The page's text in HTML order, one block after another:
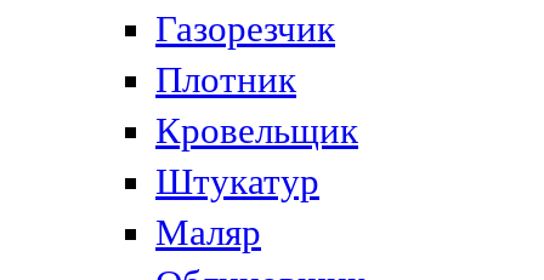
Газорезчик
Плотник
Кровельщик
Штукатур
Маляр